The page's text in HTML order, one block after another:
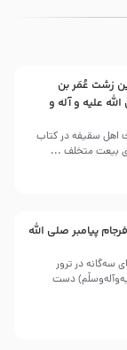
زشت عُمَر بن
علیه و آله و
اهل سقيفه در کتاب
بیعت متخلف ...
پیامبر صلی الله
سه‌گانه در ترور
دست